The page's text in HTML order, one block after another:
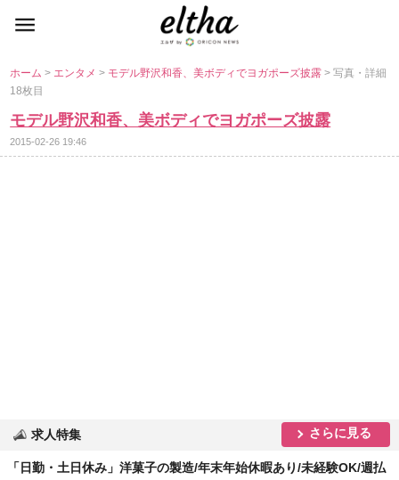
ホーム> エンタメ> モデル野沢和香、美ボディでヨガポーズ披露> 写真・詳細
18枚目
モデル野沢和香、美ボディでヨガポーズ披露
2015-02-26 19:46
求人特集 さらに見る
「日勤・土日休み」洋菓子の製造/年末年始休暇あり/未経験OK/週払